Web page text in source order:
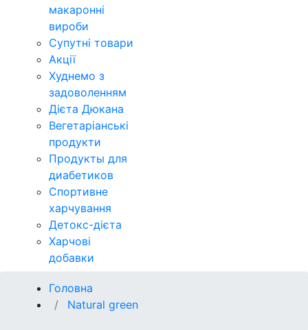
макаронні
вироби
Супутні товари
Акції
Худнемо з
задоволенням
Дієта Дюкана
Вегетаріанські
продукти
Продукты для
диабетиков
Спортивне
харчування
Детокс-дієта
Харчові
добавки
Головна
Natural green